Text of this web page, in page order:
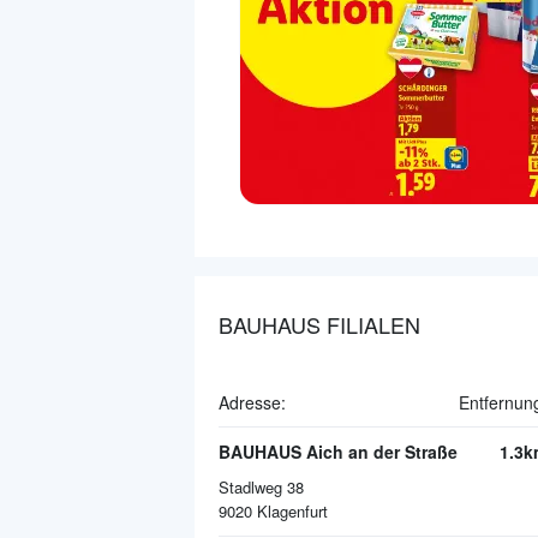
BAUHAUS FILIALEN
Adresse:
BAUHAUS Aich an der Straße
Stadlweg 38
9020 Klagenfurt